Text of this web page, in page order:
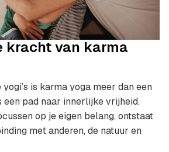
kracht van karma
is karma yoga meer dan een
pad naar innerlijke vrijheid.
op je eigen belang, ontstaat
met anderen, de natuur en